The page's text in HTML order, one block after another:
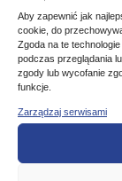
Aby zapewnić jak
cookie, do
Zgoda na te
podczas przeglądania
zgody lub wycofanie
funkcje.
Zarządzaj serwisami
Jaxon